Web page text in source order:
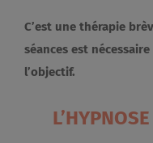
C’est une thérapie
séances est
l’objectif.